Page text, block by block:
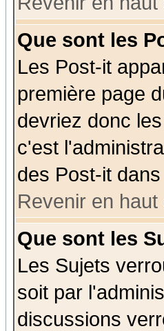
Que sont les
Les Post-it
première page
devriez donc
c'est
des Post-it
Revenir en haut
Que sont les
Les Sujets
soit par
discussions